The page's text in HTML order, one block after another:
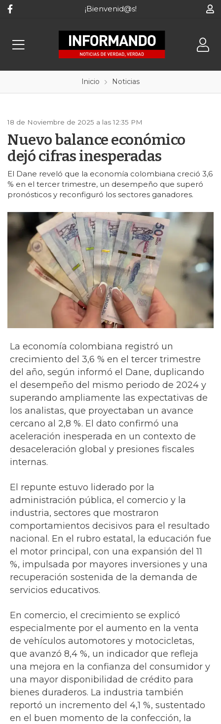
¡Bienvenid@s!
Inicio Noticias
18 de Noviembre de 2025 a las 12:35 PM
Nuevo balance económico
dejó cifras inesperadas
El Dane reveló que la economía colombiana creció 3,6
% en el tercer trimestre, un desempeño que superó
pronósticos y reconfiguró los sectores ganadores.
La economía colombiana registró un
crecimiento del 3,6 % en el tercer trimestre
del año, según informó el Dane, duplicando
el desempeño del mismo periodo de 2024 y
superando ampliamente las expectativas de
los analistas, que proyectaban un avance
cercano al 2,8 %. El dato confirmó una
aceleración inesperada en un contexto de
desaceleración global y presiones fiscales
internas.
El repunte estuvo liderado por la
administración pública, el comercio y la
industria, sectores que mostraron
comportamientos decisivos para el resultado
nacional. En el rubro estatal, la educación fue
el motor principal, con una expansión del 11
%, impulsada por mayores inversiones y una
recuperación sostenida de la demanda de
servicios educativos.
En comercio, el crecimiento se explicó
especialmente por el aumento en la venta
de vehículos automotores y motocicletas,
que avanzó 8,4 %, un indicador que refleja
una mejora en la confianza del consumidor y
una mayor disponibilidad de crédito para
bienes duraderos. La industria también
reportó un incremento del 4,1 %, sustentado
en el buen momento de la confección, la